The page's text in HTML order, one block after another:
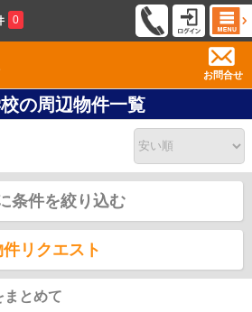
0
お問合せ
の周辺物件一覧
条件を絞り込む
件リクエスト
まとめて